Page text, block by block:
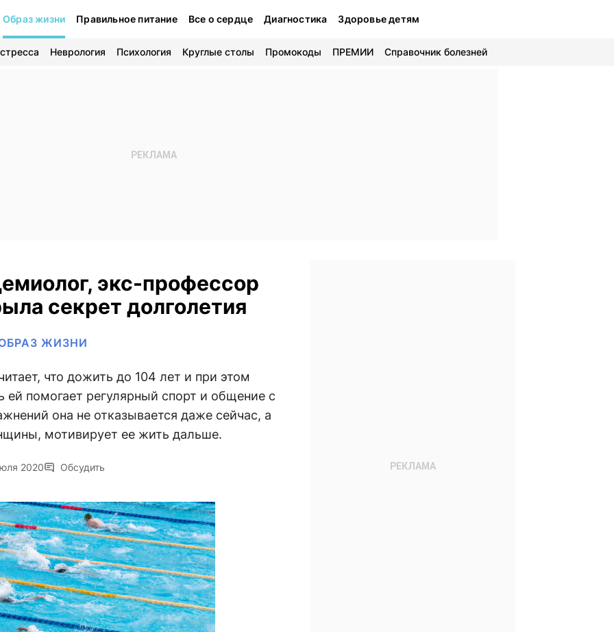
Образ жизни Правильное питание Все о сердце Диагностика Здоровье детям
Неврология Психология Круглые столы Промокоды ПРЕМИИ Справочник болезней
экс-профессор
секрет долголетия
ЖИЗНИ
что дожить до 104 лет и при этом
ей помогает регулярный спорт и общение с
она не отказывается даже сейчас, а
мотивирует ее жить дальше.
2020 Обсудить